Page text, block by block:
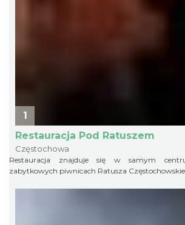
1
Restauracja Pod Ratuszem
Częstochowa
Restauracja znajduje się w samym
zabytkowych piwnicach Ratusza